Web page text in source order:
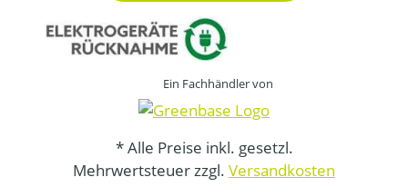
Ein Fachhändler von
* Alle Preise inkl. gesetzl.
Mehrwertsteuer zzgl. Versandkosten